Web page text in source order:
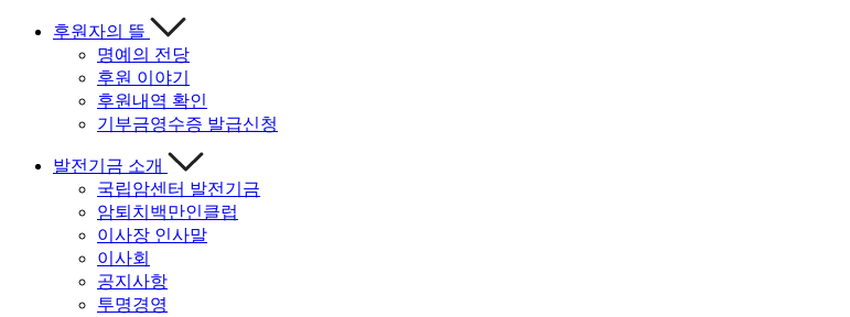
후원자의 뜰
명예의 전당
후원 이야기
후원내역 확인
기부금영수증 발급신청
발전기금 소개
국립암센터 발전기금
암퇴치백만인클럽
이사장 인사말
이사회
공지사항
투명경영